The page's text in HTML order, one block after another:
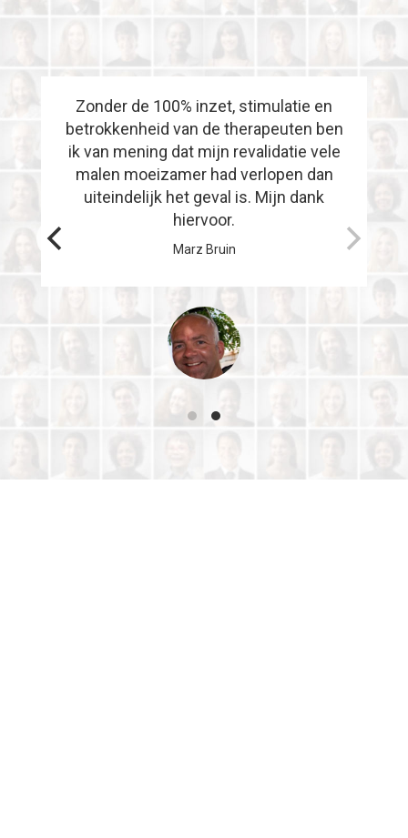
Zonder de 100% inzet, stimulatie en
betrokkenheid van de therapeuten ben
ik van mening dat mijn revalidatie vele
malen moeizamer had verlopen dan
uiteindelijk het geval is. Mijn dank
hiervoor.
Marz Bruin